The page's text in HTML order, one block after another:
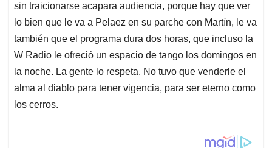
sin traicionarse acapara audiencia, porque hay que ver
lo bien que le va a Pelaez en su parche con Martín, le va
también que el programa dura dos horas, que incluso la
W Radio le ofreció un espacio de tango los domingos en
la noche. La gente lo respeta. No tuvo que venderle el
alma al diablo para tener vigencia, para ser eterno como
los cerros.